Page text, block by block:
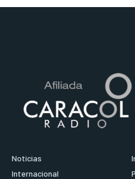
Noticias
Internacional